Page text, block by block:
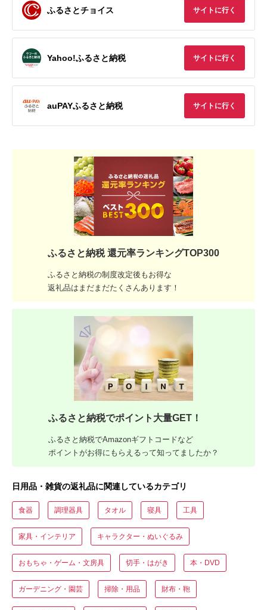
ふるさとチョイス サイトに行く
Yahoo!ふるさと納税 サイトに行く
auPAYふるさと納税 サイトに行く
ふるさと納税 還元率ランキングTOP300
ふるさと納税の制度改定後もお得な
返礼品はまだまだたくさんあります！
ふるさと納税でポイント大量GET！
ふるさと納税でAmazonギフトコードなど
ポイントがお得にもらえるって知ってましたか？
日用品・雑貨の返礼品に関連しているカテゴリ
食器 調理器具 タオル 寝具 工具
家具・インテリア キャラクター・ぬいぐるみ
おもちゃ・ゲーム・文房具 切手・はがき 本・DVD
ガーデニング・園芸 掃除・用品 財布・鞄